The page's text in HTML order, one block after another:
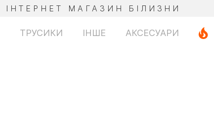
ІНТЕРНЕТ МАГАЗИН БІЛИЗНИ
ТРУСИКИ ІНШЕ АКСЕСУАРИ